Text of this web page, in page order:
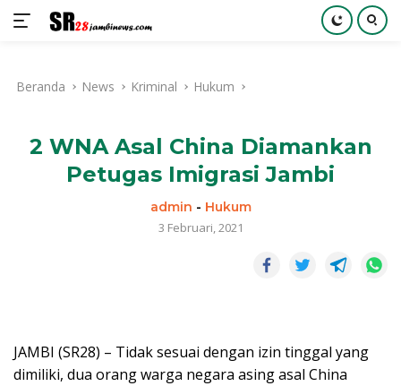
kontenBeranda News Kriminal Hukum
2 WNA Asal China Diamankan
Petugas Imigrasi Jambi
admin - Hukum
3 Februari, 2021
JAMBI (SR28) – Tidak sesuai dengan izin tinggal yang
dimiliki, dua orang warga negara asing asal China